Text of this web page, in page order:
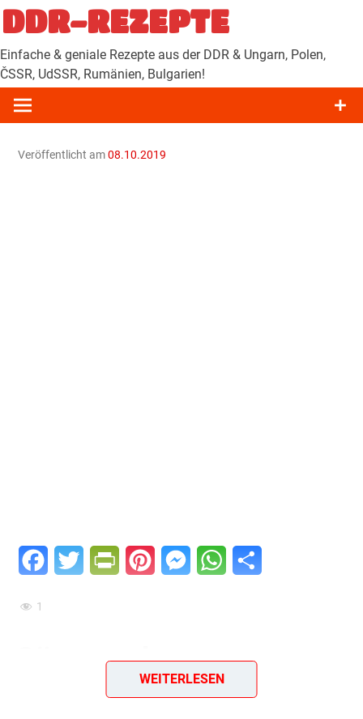
Zum
Inhalt
springen
DDR-REZEPTE
Einfache & geniale Rezepte aus der DDR & Ungarn, Polen,
ČSSR, UdSSR, Rumänien, Bulgarien!
Veröffentlicht am08.10.2019
FacebookTwitter PrintFriendly
PinterestMessengerWhatsApp
1
Gänse- oder
Entenpökelkeulen
WEITERLESEN